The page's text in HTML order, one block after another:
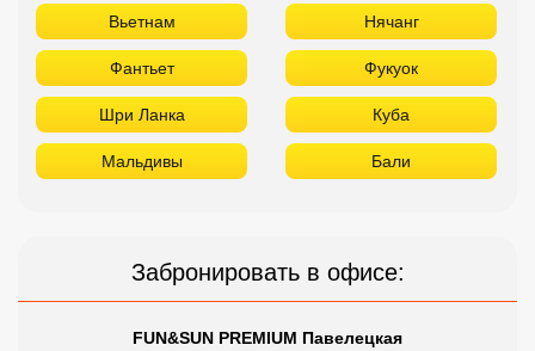
Вьетнам Нячанг
Фантьет Фукуок
Шри Ланка Куба
Мальдивы Бали
Забронировать в офисе:
FUN&SUN PREMIUM Павелецкая